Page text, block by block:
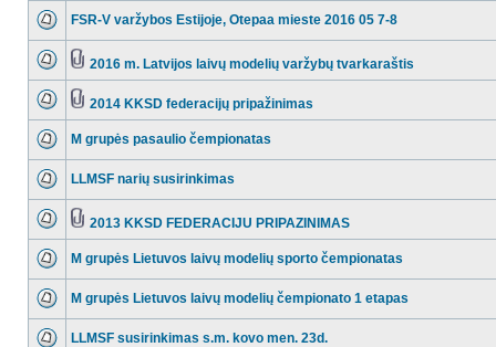
FSR-V varžybos Estijoje, Otepaa mieste 2016 05 7-8
2016 m. Latvijos laivų modelių varžybų tvarkaraštis
2014 KKSD federacijų pripažinimas
M grupės pasaulio čempionatas
LLMSF narių susirinkimas
2013 KKSD FEDERACIJU PRIPAZINIMAS
M grupės Lietuvos laivų modelių sporto čempionatas
M grupės Lietuvos laivų modelių čempionato 1 etapas
LLMSF susirinkimas s.m. kovo men. 23d.